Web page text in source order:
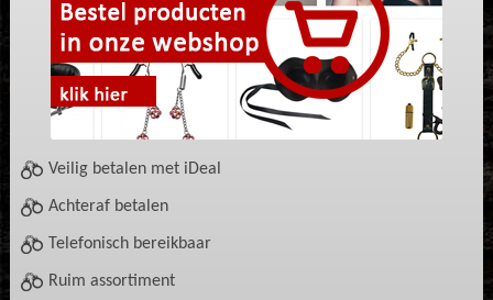
Veilig betalen met iDeal
Achteraf betalen
Telefonisch bereikbaar
Ruim assortiment